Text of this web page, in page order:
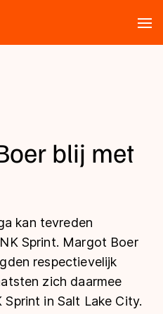
blij met
kan tevreden
Sprint. Margot Boer
respectievelijk
zich daarmee
in Salt Lake City.